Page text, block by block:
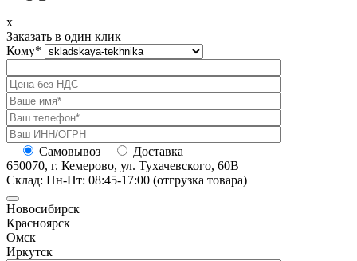
x
Заказать в один клик
Кому*
Самовывоз
Доставка
650070, г. Кемерово, ул. Тухачевского, 60В
Склад: Пн-Пт: 08:45-17:00 (отгрузка товара)
Новосибирск
Красноярск
Омск
Иркутск